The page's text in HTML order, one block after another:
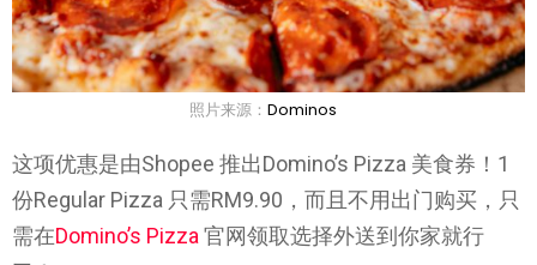
照片来源： Dominos
这项优惠是由Shopee 推出Domino’s Pizza 美食券！1
份Regular Pizza 只需RM9.90，而且不用出门购买，只
需在Domino’s Pizza官网领取选择外送到你家就行